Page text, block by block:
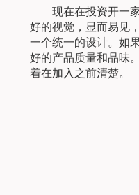
现在在投资开一家
好的视觉，显而易见
一个统一的设计。如
好的产品质量和品味
着在加入之前清楚。